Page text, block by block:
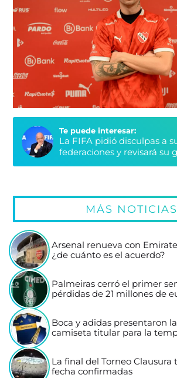
Te puede interesar:
La FIFA pidió disculpas a
federaciones y revisará su
MÁS NOTICIAS
Arsenal renueva con
¿de cuánto es el acuerdo?
Palmeiras cerró el primer
pérdidas de 21 millones de
Boca y adidas presentaron
camiseta titular para la
La final del Torneo Clausura
fecha confirmadas